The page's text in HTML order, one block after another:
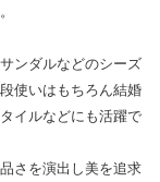
ンダルなどのシーズ
使いはもちろん結婚
イルなどにも活躍で
さを演出し美を追求